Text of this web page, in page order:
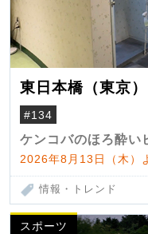
東日本橋（東京）
#134
ケンコバのほろ酔い
2026年8月13日（木）
情報・トレンド
スポーツ